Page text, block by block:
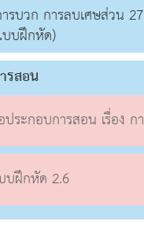
รบวก การลบเศษส่วน
บฝึกหัด)
รสอน
ระกอบการสอน เรื่อง การบวก
บฝึกหัด 2.6